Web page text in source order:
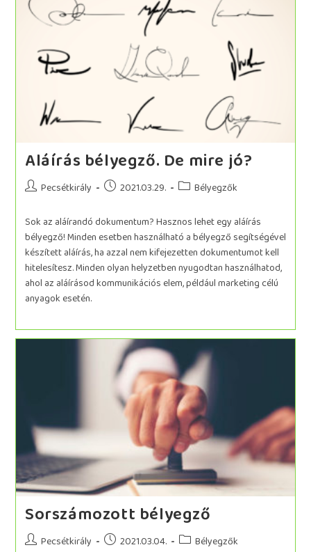
Aláírás bélyegző. De mire jó?
Pecsétkirály 2021.03.29. Bélyegzők
Sok az aláírandó dokumentum? Hasznos lehet egy aláírás
bélyegző! Minden esetben használható a bélyegző segítségével
készített aláírás, ha azzal nem kifejezetten dokumentumot kell
hitelesítesz. Minden olyan helyzetben nyugodtan használhatod,
ahol az aláírásod kommunikációs elem, például marketing célú
anyagok esetén.
Sorszámozott bélyegző
Pecsétkirály 2021.03.04. Bélyegzők